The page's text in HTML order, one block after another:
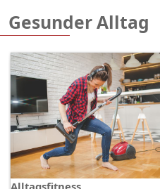
Gesunder Alltag